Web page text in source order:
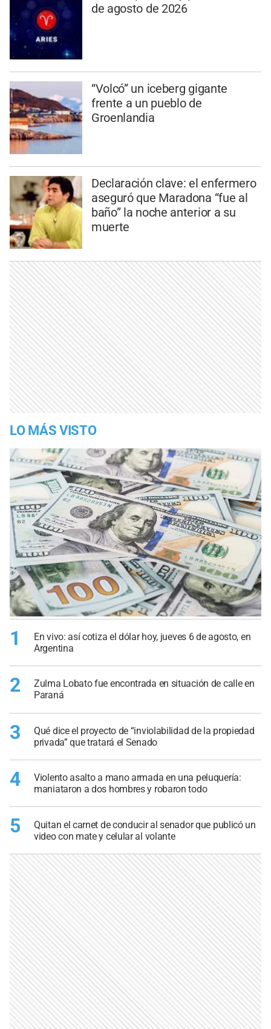
de agosto de 2026
“Volcó” un iceberg gigante
frente a un pueblo de
Groenlandia
Declaración clave: el enfermero
aseguró que Maradona “fue al
baño” la noche anterior a su
muerte
LO MÁS VISTO
1
En vivo: así cotiza el dólar hoy, jueves 6 de agosto, en
Argentina
2
Zulma Lobato fue encontrada en situación de calle en
Paraná
3
Qué dice el proyecto de “inviolabilidad de la propiedad
privada” que tratará el Senado
4
Violento asalto a mano armada en una peluquería:
maniataron a dos hombres y robaron todo
5
Quitan el carnet de conducir al senador que publicó un
video con mate y celular al volante